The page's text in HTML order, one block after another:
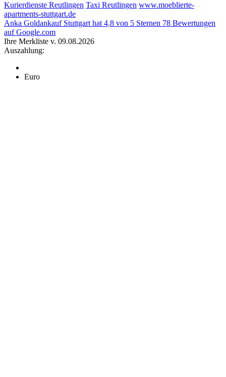
Kurierdienste Reutlingen Taxi Reutlingen www.moeblierte-
apartments-stuttgart.de
Anka Goldankauf Stuttgart hat 4,8 von 5 Sternen 78 Bewertungen
auf Google.com
Ihre Merkliste v. 09.08.2026
Auszahlung:
Euro